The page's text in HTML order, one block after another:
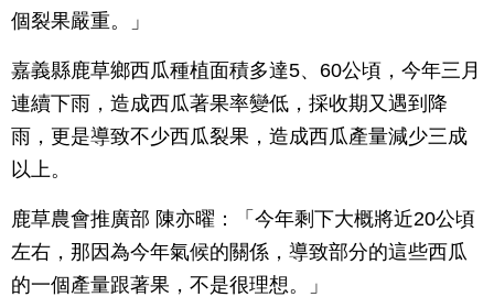
個裂果嚴重。」
嘉義縣鹿草鄉西瓜種植面積多達5、60公頃，今年三月
連續下雨，造成西瓜著果率變低，採收期又遇到降
雨，更是導致不少西瓜裂果，造成西瓜產量減少三成
以上。
鹿草農會推廣部 陳亦曜：「今年剩下大概將近20公頃
左右，那因為今年氣候的關係，導致部分的這些西瓜
的一個產量跟著果，不是很理想。」